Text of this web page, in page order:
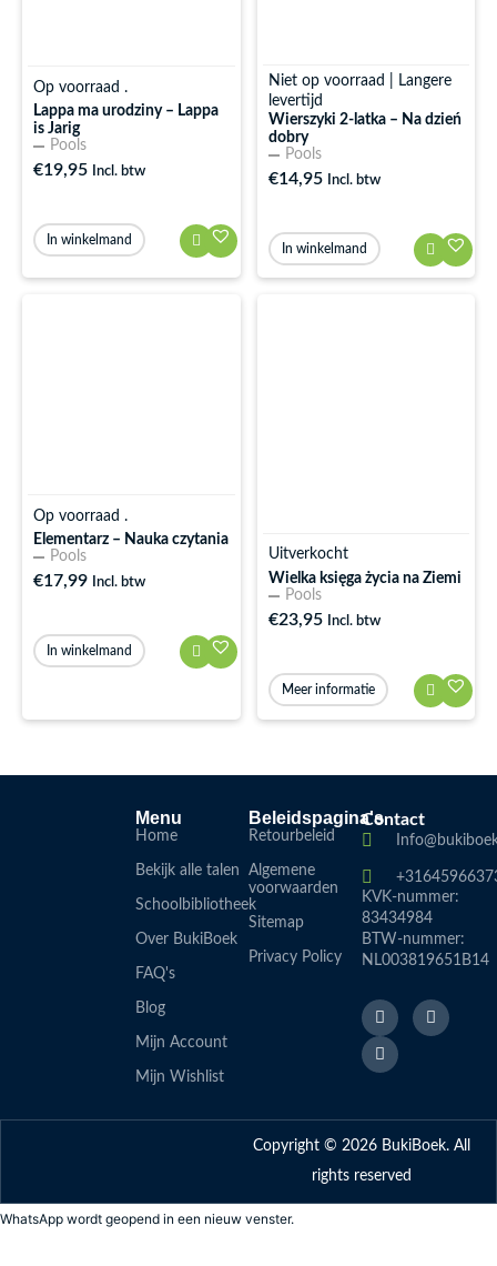
Op voorraad .
Lappa ma urodziny – Lappa
is Jarig
Pools
€19,95 Incl. btw
In winkelmand
Niet op voorraad | Langere
levertijd
Wierszyki 2-latka – Na dzień
dobry
Pools
€14,95 Incl. btw
In winkelmand
Op voorraad .
Elementarz – Nauka czytania
Pools
€17,99 Incl. btw
In winkelmand
Uitverkocht
Wielka księga życia na Ziemi
Pools
€23,95 Incl. btw
Meer informatie
Menu
Home
Bekijk alle talen
Schoolbibliotheek
Over BukiBoek
FAQ's
Blog
Mijn Account
Mijn Wishlist
Beleidspagina's
Retourbeleid
Algemene
voorwaarden
Sitemap
Privacy Policy
Contact
KVK-nummer:
83434984
BTW-nummer:
NL003819651B14
F
a
c
e
b
k
-
f
n
s
a
m
L
i
n
k
e
n
Copyright © 2026 BukiBoek. All
rights reserved
WhatsApp wordt geopend in een nieuw venster.